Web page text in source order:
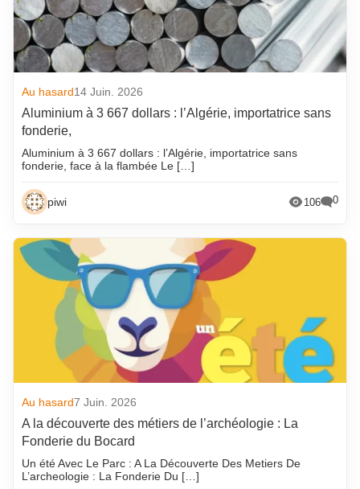
Au hasard14 Juin. 2026
Aluminium à 3 667 dollars : l’Algérie, importatrice sans
fonderie,
Aluminium à 3 667 dollars : l’Algérie, importatrice sans
fonderie, face à la flambée Le […]
piwi 106 0
Au hasard7 Juin. 2026
A la découverte des métiers de l’archéologie : La
Fonderie du Bocard
Un été Avec Le Parc : A La Découverte Des Metiers De
L’archeologie : La Fonderie Du […]